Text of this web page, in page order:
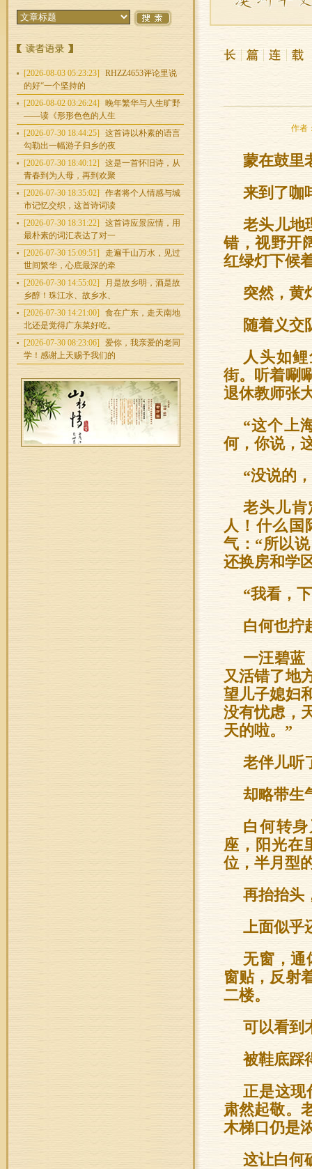
[2026-08-03 05:23:23]
RHZZ4653评论里说
的好“一个坚持的
[2026-08-02 03:26:24]
晚年繁华与人生旷野
——读《形形色色的人生
[2026-07-30 18:44:25]
这首诗以朴素的语言
勾勒出一幅游子归乡的夜
[2026-07-30 18:40:12]
这是一首怀旧诗，从
青春到为人母，再到欢聚
[2026-07-30 18:35:02]
作者将个人情感与城
市记忆交织，这首诗词读
[2026-07-30 18:31:22]
这首诗应景应情，用
最朴素的词汇表达了对一
[2026-07-30 15:09:51]
走遍千山万水，见过
世间繁华，心底最深的牵
[2026-07-30 14:55:02]
月是故乡明，酒是故
乡醇！珠江水、故乡水、
[2026-07-30 14:21:00]
食在广东，走天南地
北还是觉得广东菜好吃。
[2026-07-30 08:23:06]
爱你，我亲爱的老同
学！感谢上天赐予我们的
作者
蒙在鼓里
来到了咖
老头儿地
错，视野开
红绿灯下候
突然，黄
随着义交
人头如
街。听着唰
退休教师张
“这个上
何，你说，
“没说的
老头儿肯
人！什么国
气：“所以
还换房和学
“我看，
白何也拧
一汪碧蓝
又活错了地
望儿子媳妇
没有忧虑，
天的啦。”
老伴儿听
却略带生
白何转
座，阳光在
位，半月型
再抬抬头
上面似乎
无窗，通
窗贴，反射
二楼。
可以看到
被鞋底踩
正是这现
肃然起敬。
木梯口仍是
这让白何